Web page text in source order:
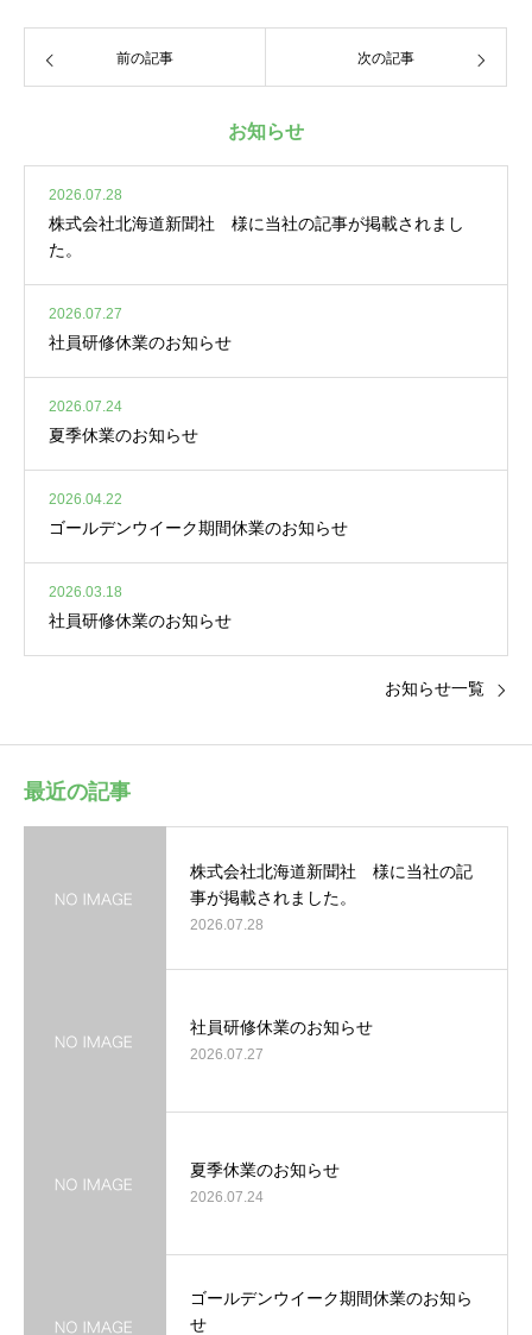
前の記事 次の記事
お知らせ
2026.07.28
株式会社北海道新聞社 様に当社の記事が掲載されまし
た。
2026.07.27
社員研修休業のお知らせ
2026.07.24
夏季休業のお知らせ
2026.04.22
ゴールデンウイーク期間休業のお知らせ
2026.03.18
社員研修休業のお知らせ
お知らせ一覧
最近の記事
株式会社北海道新聞社 様に当社の記
事が掲載されました。
2026.07.28
社員研修休業のお知らせ
2026.07.27
夏季休業のお知らせ
2026.07.24
ゴールデンウイーク期間休業のお知ら
せ